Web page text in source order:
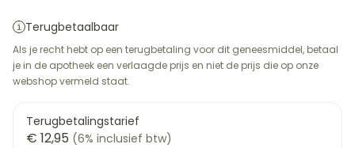
Terugbetaalbaar
Als je recht hebt op een terugbetaling voor dit geneesmiddel, betaal
je in de apotheek een verlaagde prijs en niet de prijs die op onze
webshop vermeld staat.
Terugbetalingstarief
€ 12,95 (6% inclusief btw)